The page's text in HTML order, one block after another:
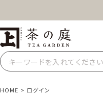
茶の庭
ギフト 特上高級茶
HOME ログイン